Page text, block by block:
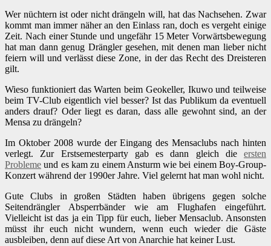
Wer nüchtern ist oder nicht drängeln will, hat das Nachsehen. Zwar
kommt man immer näher an den Einlass ran, doch es vergeht einige
Zeit. Nach einer Stunde und ungefähr 15 Meter Vorwärtsbewegung
hat man dann genug Drängler gesehen, mit denen man lieber nicht
feiern will und verlässt diese Zone, in der das Recht des Dreisteren
gilt.
Wieso funktioniert das Warten beim Geokeller, Ikuwo und teilweise
beim TV-Club eigentlich viel besser? Ist das Publikum da eventuell
anders drauf? Oder liegt es daran, dass alle gewohnt sind, an der
Mensa zu drängeln?
Im Oktober 2008 wurde der Eingang des Mensaclubs nach hinten
verlegt. Zur Erstsemesterparty gab es dann gleich die ersten
Probleme und es kam zu einem Ansturm wie bei einem Boy-Group-
Konzert während der 1990er Jahre. Viel gelernt hat man wohl nicht.
Gute Clubs in großen Städten haben übrigens gegen solche
Seitendrängler Absperrbänder wie am Flughafen eingeführt.
Vielleicht ist das ja ein Tipp für euch, lieber Mensaclub. Ansonsten
müsst ihr euch nicht wundern, wenn euch wieder die Gäste
ausbleiben, denn auf diese Art von Anarchie hat keiner Lust.